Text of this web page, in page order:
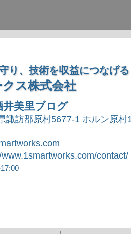
り、技術を収益につなげる
ス株式会社
井美里ブログ
諏訪郡原村5677-1 ホルン原村
contact/